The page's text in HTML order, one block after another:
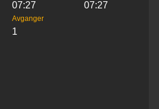
07:27 07:27
Avganger
1